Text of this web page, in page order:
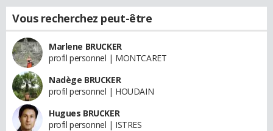
Vous recherchez peut-être
Marlene BRUCKER
profil personnel | MONTCARET
Nadège BRUCKER
profil personnel | HOUDAIN
Hugues BRUCKER
profil personnel | ISTRES